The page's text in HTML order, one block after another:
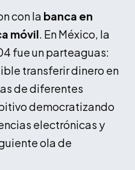
con la banca en
móvil. En México, la
fue un parteaguas:
transferir dinero en
de diferentes
democratizando
electrónicas y
ola de